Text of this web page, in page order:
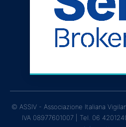
© ASSIV - Associazione Italiana
IVA 08977601007 | Tel. 06